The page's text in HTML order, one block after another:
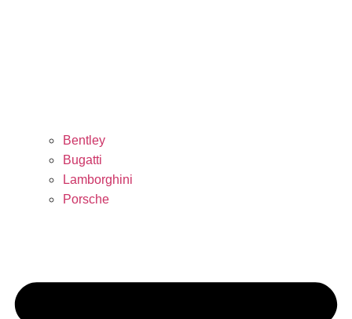
Bentley
Bugatti
Lamborghini
Porsche